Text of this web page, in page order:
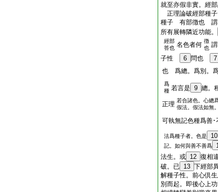
就至亦假非實。經
正理論破經部種
種子 有部徴也 謂
所有展轉隣近功能。
經部
答也 名色者何 徴
也
子性
6 問也
7
也 爲總。爲別。
爲
種 若言是 9 總。
正理 若合諸色。心總
假法。假法如無
可執無記色種爲善
法爲種子者。色是 10
記。如何與善不善爲
法生。或 12 復相
破。已 13 下經部
解種子性。前心倶
別而起。即後心上